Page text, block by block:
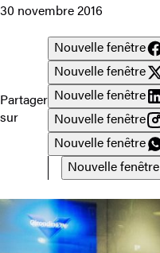
30 novembre 2016
Partager
sur
Nouvelle fenêtre
Nouvelle fenêtre
Nouvelle fenêtre
Nouvelle fenêtre
Nouvelle fenêtre
Nouvelle fenêtre